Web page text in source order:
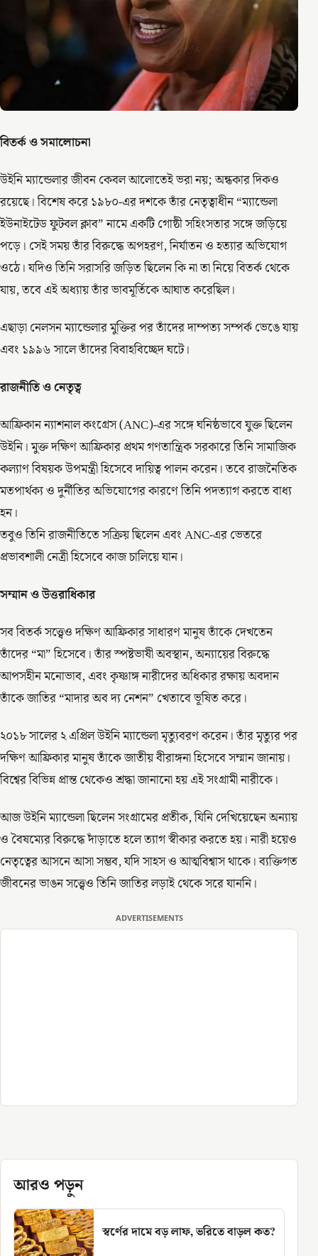
বিতর্ক ও সমালোচনা
উইনি ম্যান্ডেলার জীবন কেবল আলোতেই ভরা নয়; অন্ধকার দিকও
রয়েছে। বিশেষ করে ১৯৮০-এর দশকে তাঁর নেতৃত্বাধীন “ম্যান্ডেলা
ইউনাইটেড ফুটবল ক্লাব” নামে একটি গোষ্ঠী সহিংসতার সঙ্গে জড়িয়ে
পড়ে। সেই সময় তাঁর বিরুদ্ধে অপহরণ, নির্যাতন ও হত্যার অভিযোগ
ওঠে। যদিও তিনি সরাসরি জড়িত ছিলেন কি না তা নিয়ে বিতর্ক থেকে
যায়, তবে এই অধ্যায় তাঁর ভাবমূর্তিকে আঘাত করেছিল।
এছাড়া নেলসন ম্যান্ডেলার মুক্তির পর তাঁদের দাম্পত্য সম্পর্ক ভেঙে যায়
এবং ১৯৯৬ সালে তাঁদের বিবাহবিচ্ছেদ ঘটে।
রাজনীতি ও নেতৃত্ব
আফ্রিকান ন্যাশনাল কংগ্রেস (ANC)-এর সঙ্গে ঘনিষ্ঠভাবে যুক্ত ছিলেন
উইনি। মুক্ত দক্ষিণ আফ্রিকার প্রথম গণতান্ত্রিক সরকারে তিনি সামাজিক
কল্যাণ বিষয়ক উপমন্ত্রী হিসেবে দায়িত্ব পালন করেন। তবে রাজনৈতিক
মতপার্থক্য ও দুর্নীতির অভিযোগের কারণে তিনি পদত্যাগ করতে বাধ্য
হন।
তবুও তিনি রাজনীতিতে সক্রিয় ছিলেন এবং ANC-এর ভেতরে
প্রভাবশালী নেত্রী হিসেবে কাজ চালিয়ে যান।
সম্মান ও উত্তরাধিকার
সব বিতর্ক সত্ত্বেও দক্ষিণ আফ্রিকার সাধারণ মানুষ তাঁকে দেখতেন
তাঁদের “মা” হিসেবে। তাঁর স্পষ্টভাষী অবস্থান, অন্যায়ের বিরুদ্ধে
আপসহীন মনোভাব, এবং কৃষ্ণাঙ্গ নারীদের অধিকার রক্ষায় অবদান
তাঁকে জাতির “মাদার অব দ্য নেশন” খেতাবে ভূষিত করে।
২০১৮ সালের ২ এপ্রিল উইনি ম্যান্ডেলা মৃত্যুবরণ করেন। তাঁর মৃত্যুর পর
দক্ষিণ আফ্রিকার মানুষ তাঁকে জাতীয় বীরাঙ্গনা হিসেবে সম্মান জানায়।
বিশ্বের বিভিন্ন প্রান্ত থেকেও শ্রদ্ধা জানানো হয় এই সংগ্রামী নারীকে।
আজ উইনি ম্যান্ডেলা ছিলেন সংগ্রামের প্রতীক, যিনি দেখিয়েছেন অন্যায়
ও বৈষম্যের বিরুদ্ধে দাঁড়াতে হলে ত্যাগ স্বীকার করতে হয়। নারী হয়েও
নেতৃত্বের আসনে আসা সম্ভব, যদি সাহস ও আত্মবিশ্বাস থাকে। ব্যক্তিগত
জীবনের ভাঙন সত্ত্বেও তিনি জাতির লড়াই থেকে সরে যাননি।
ADVERTISEMENTS
আরও পড়ুন
স্বর্ণের দামে বড় লাফ, ভরিতে বাড়ল কত?